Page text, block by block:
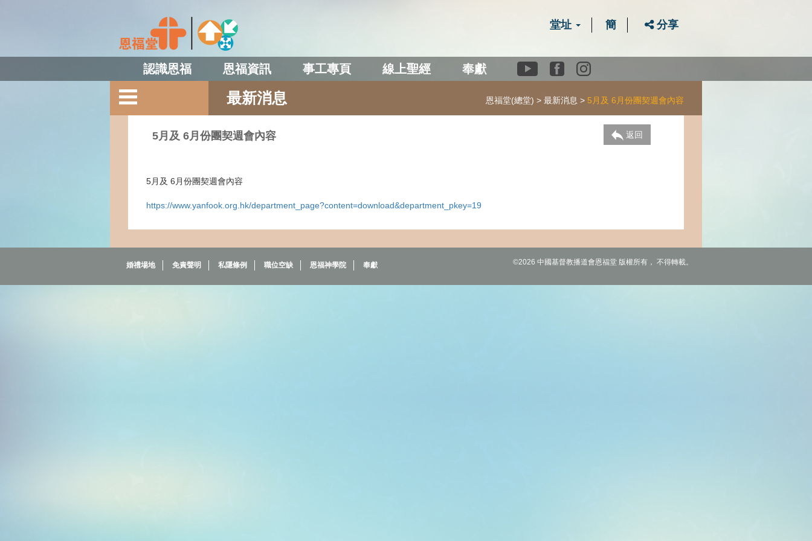
堂址 簡 分享
認識恩福 恩福資訊 事工專頁 線上聖經 奉獻
YoutubeFacebook
最新消息 恩福堂(總堂) 最新消息 5月及 6月份團契週會內容
5月及 6月份團契週會內容 返回
5月及 6月份團契週會內容
https://www.yanfook.org.hk/department_page?content=download&department_pkey=19
婚禮場地 免責聲明 私隱條例 職位空缺 恩福神學院 奉獻 ©2026 中國基督教播道會恩福堂 版權所有， 不得轉載。